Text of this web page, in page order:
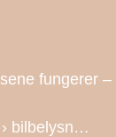
fungerer
bilbelysn…